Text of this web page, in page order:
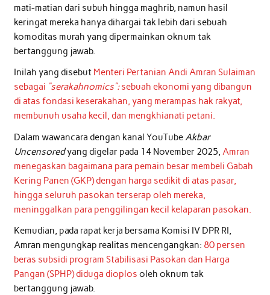
mati-matian dari subuh hingga maghrib, namun hasil
keringat mereka hanya dihargai tak lebih dari sebuah
komoditas murah yang dipermainkan oknum tak
bertanggung jawab.
Inilah yang disebut Menteri Pertanian Andi Amran Sulaiman
sebagai “serakahnomics”:sebuah ekonomi yang dibangun
di atas fondasi keserakahan, yang merampas hak rakyat,
membunuh usaha kecil, dan mengkhianati petani.
Dalam wawancara dengan kanal YouTubeAkbar
Uncensoredyang digelar pada 14 November 2025, Amran
menegaskan bagaimana para pemain besar membeli Gabah
Kering Panen (GKP) dengan harga sedikit di atas pasar,
hingga seluruh pasokan terserap oleh mereka,
meninggalkan para penggilingan kecil kelaparan pasokan.
Kemudian, pada rapat kerja bersama Komisi IV DPR RI,
Amran mengungkap realitas mencengangkan: 80 persen
beras subsidi program Stabilisasi Pasokan dan Harga
Pangan (SPHP) diduga dioplos oleh oknum tak
bertanggung jawab.